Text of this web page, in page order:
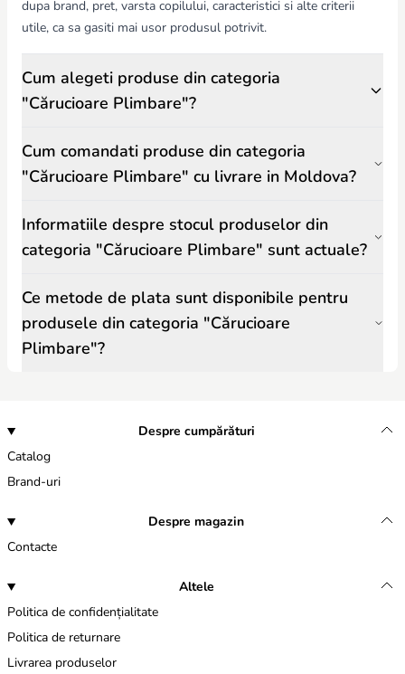
dupa brand, pret, varsta copilului, caracteristici si alte criterii
utile, ca sa gasiti mai usor produsul potrivit.
Cum alegeti produse din categoria
"Cărucioare Plimbare"?
Cum comandati produse din categoria
"Cărucioare Plimbare" cu livrare in Moldova?
Informatiile despre stocul produselor din
categoria "Cărucioare Plimbare" sunt actuale?
Ce metode de plata sunt disponibile pentru
produsele din categoria "Cărucioare
Plimbare"?
Despre cumpărături
Catalog
Brand-uri
Despre magazin
Contacte
Altele
Politica de confidențialitate
Politica de returnare
Livrarea produselor